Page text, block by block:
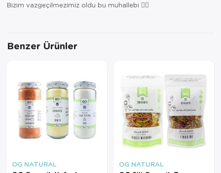
Bizim vazgeçilmezimiz oldu bu muhallebi 👍🏻
Benzer Ürünler
OG NATURAL
OG NATURAL